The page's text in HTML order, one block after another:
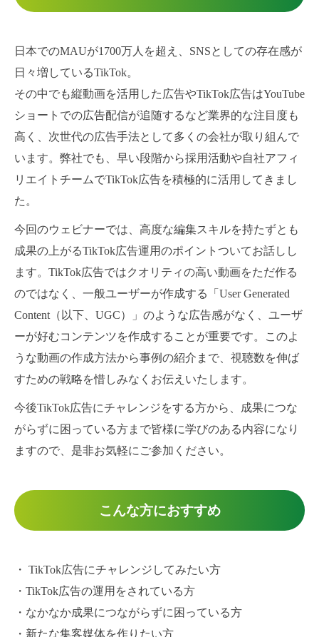
日本でのMAUが1700万人を超え、SNSとしての存在感が
日々増しているTikTok。
その中でも縦動画を活用した広告やTikTok広告はYouTube
ショートでの広告配信が追随するなど業界的な注目度も
高く、次世代の広告手法として多くの会社が取り組んで
います。弊社でも、早い段階から採用活動や自社アフィ
リエイトチームでTikTok広告を積極的に活用してきまし
た。
今回のウェビナーでは、高度な編集スキルを持たずとも
成果の上がるTikTok広告運用のポイントついてお話しし
ます。TikTok広告ではクオリティの高い動画をただ作る
のではなく、一般ユーザーが作成する「User Generated
Content（以下、UGC）」のような広告感がなく、ユーザ
ーが好むコンテンツを作成することが重要です。このよ
うな動画の作成方法から事例の紹介まで、視聴数を伸ば
すための戦略を惜しみなくお伝えいたします。
今後TikTok広告にチャレンジをする方から、成果につな
がらずに困っている方まで皆様に学びのある内容になり
ますので、是非お気軽にご参加ください。
こんな方におすすめ
・ TikTok広告にチャレンジしてみたい方
・TikTok広告の運用をされている方
・なかなか成果につながらずに困っている方
・新たな集客媒体を作りたい方